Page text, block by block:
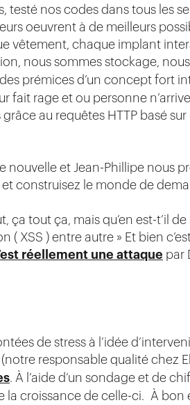
testé nos codes dans tous les
oeuvrent à de meilleurs
vêtement, chaque implant
nous sommes stockage,
des prémices d’un concept fort
rage et ou personne
au requêtes HTTP basé
nouvelle et Jean-Phillipe nous
construisez le monde de
tout ça, mais qu’en est-t’il
( XSS ) entre autre » Et bien
réellement une attaque par
de stress à l’idée
responsable qualité chez
. À l’aide d’un sondage et de
croissance de celle-ci. À bon